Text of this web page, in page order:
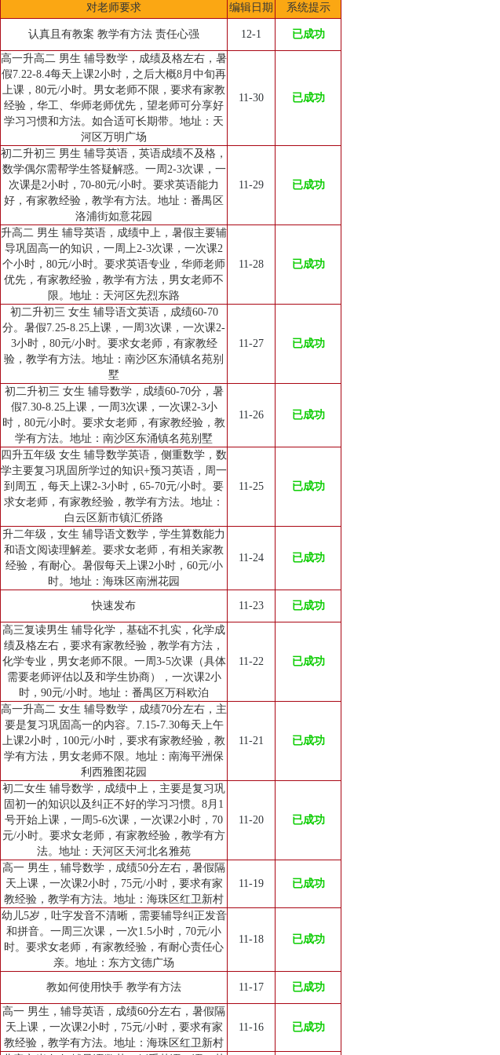
对老师要求 编辑日期 系统提示
认真且有教案 教学有方法 责任心强 12-1 已成功
高一升高二 男生 辅导数学，成绩及格左右，暑
假7.22-8.4每天上课2小时，之后大概8月中旬再
上课，80元/小时。男女老师不限，要求有家教
经验，华工、华师老师优先，望老师可分享好
学习习惯和方法。如合适可长期带。地址：天
河区万明广场
11-30 已成功
初二升初三 男生 辅导英语，英语成绩不及格，
数学偶尔需帮学生答疑解惑。一周2-3次课，一
次课是2小时，70-80元/小时。要求英语能力
好，有家教经验，教学有方法。地址：番禺区
洛浦街如意花园
11-29 已成功
升高二 男生 辅导英语，成绩中上，暑假主要辅
导巩固高一的知识，一周上2-3次课，一次课2
个小时，80元/小时。要求英语专业，华师老师
优先，有家教经验，教学有方法，男女老师不
限。地址：天河区先烈东路
11-28 已成功
初二升初三 女生 辅导语文英语，成绩60-70
分。暑假7.25-8.25上课，一周3次课，一次课2-
3小时，80元/小时。要求女老师，有家教经
验，教学有方法。地址：南沙区东涌镇名苑别
墅
11-27 已成功
初二升初三 女生 辅导数学，成绩60-70分，暑
假7.30-8.25上课，一周3次课，一次课2-3小
时，80元/小时。要求女老师，有家教经验，教
学有方法。地址：南沙区东涌镇名苑别墅
11-26 已成功
四升五年级 女生 辅导数学英语，侧重数学，数
学主要复习巩固所学过的知识+预习英语，周一
到周五，每天上课2-3小时，65-70元/小时。要
求女老师，有家教经验，教学有方法。地址：
白云区新市镇汇侨路
11-25 已成功
升二年级，女生 辅导语文数学，学生算数能力
和语文阅读理解差。要求女老师，有相关家教
经验，有耐心。暑假每天上课2小时，60元/小
时。地址：海珠区南洲花园
11-24 已成功
快速发布 11-23 已成功
高三复读男生 辅导化学，基础不扎实，化学成
绩及格左右，要求有家教经验，教学有方法，
化学专业，男女老师不限。一周3-5次课（具体
需要老师评估以及和学生协商），一次课2小
时，90元/小时。地址：番禺区万科欧泊
11-22 已成功
高一升高二 女生 辅导数学，成绩70分左右，主
要是复习巩固高一的内容。7.15-7.30每天上午
上课2小时，100元/小时，要求有家教经验，教
学有方法，男女老师不限。地址：南海平洲保
利西雅图花园
11-21 已成功
初二女生 辅导数学，成绩中上，主要是复习巩
固初一的知识以及纠正不好的学习习惯。8月1
号开始上课，一周5-6次课，一次课2小时，70
元/小时。要求女老师，有家教经验，教学有方
法。地址：天河区天河北名雅苑
11-20 已成功
高一 男生，辅导数学，成绩50分左右，暑假隔
天上课，一次课2小时，75元/小时，要求有家
教经验，教学有方法。地址：海珠区红卫新村
11-19 已成功
幼儿5岁，吐字发音不清晰，需要辅导纠正发音
和拼音。一周三次课，一次1.5小时，70元/小
时。要求女老师，有家教经验，有耐心责任心
亲。地址：东方文德广场
11-18 已成功
教如何使用快手 教学有方法 11-17 已成功
高一 男生，辅导英语，成绩60分左右，暑假隔
天上课，一次课2小时，75元/小时，要求有家
教经验，教学有方法。地址：海珠区红卫新村
11-16 已成功